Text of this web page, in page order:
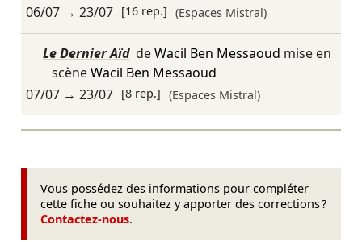
06/07→ 23/07 [16 rep.] (Espaces Mistral)
Le Dernier Aïd deWacil Ben Messaoud mise en
scèneWacil Ben Messaoud
07/07→ 23/07 [8 rep.] (Espaces Mistral)
Vous possédez des informations pour compléter
cette fiche ou souhaitez y apporter des corrections ?
Contactez-nous.